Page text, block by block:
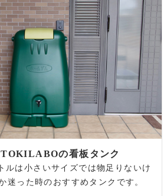
の看板タンク
ルは小さいサイズでは物足りないけ
迷った時のおすすめタンクです。